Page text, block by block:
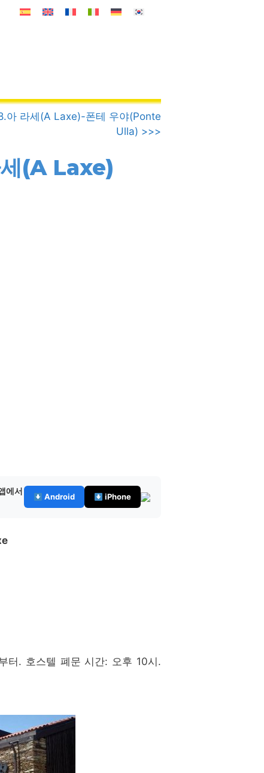
아 라세(A Laxe)-폰테 우야(Ponte
Ulla) >>>
(A Laxe)
에서
Android iPhone
터. 호스텔 폐문 시간: 오후 10시.